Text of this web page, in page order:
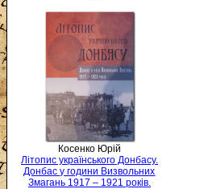
Косенко Юрій
Літопис українського Донбасу.
Донбас у години Визвольних
Змагань 1917 – 1921 років.